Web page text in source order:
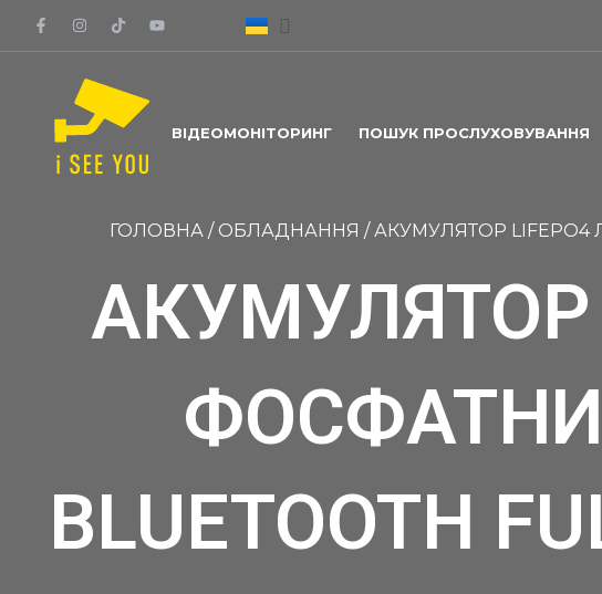
ВІДЕОМОНІТОРИНГ ПОШУК ПРОСЛУХОВУВАННЯ
ГОЛОВНА / ОБЛАДНАННЯ /АКУМУЛЯТОР LIFEPO4
АКУМУЛЯТОР
BLUETOOTH